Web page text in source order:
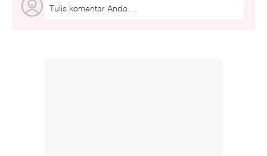
Tulis komentar Anda....